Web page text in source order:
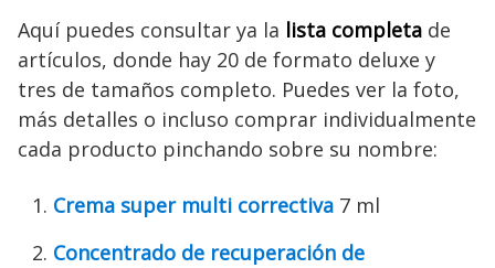
Aquí puedes consultar ya la lista completa de
artículos, donde hay 20 de formato deluxe y
tres de tamaños completo. Puedes ver la foto,
más detalles o incluso comprar individualmente
cada producto pinchando sobre su nombre:
Crema super multi correctiva 7 ml
Concentrado de recuperación de